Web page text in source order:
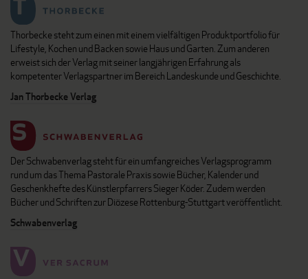
Thorbecke steht zum einen mit einem vielfältigen Produktportfolio für
Lifestyle, Kochen und Backen sowie Haus und Garten. Zum anderen
erweist sich der Verlag mit seiner langjährigen Erfahrung als
kompetenter Verlagspartner im Bereich Landeskunde und Geschichte.
Jan Thorbecke Verlag
Der Schwabenverlag steht für ein umfangreiches Verlagsprogramm
rund um das Thema Pastorale Praxis sowie Bücher, Kalender und
Geschenkhefte des Künstlerpfarrers Sieger Köder. Zudem werden
Bücher und Schriften zur Diözese Rottenburg-Stuttgart veröffentlicht.
Schwabenverlag